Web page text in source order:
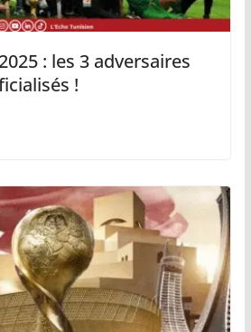
: les 3 adversaires
!